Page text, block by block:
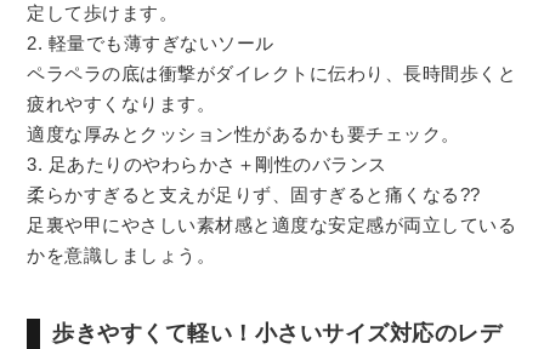
定して歩けます。
2. 軽量でも薄すぎないソール
ペラペラの底は衝撃がダイレクトに伝わり、長時間歩くと
疲れやすくなります。
適度な厚みとクッション性があるかも要チェック。
3. 足あたりのやわらかさ＋剛性のバランス
柔らかすぎると支えが足りず、固すぎると痛くなる??
足裏や甲にやさしい素材感と適度な安定感が両立している
かを意識しましょう。
歩きやすくて軽い！小さいサイズ対応のレデ